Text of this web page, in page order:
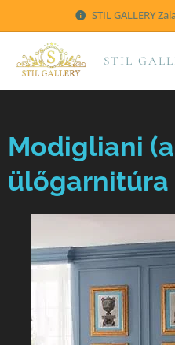
STIL GALLERY
STIL
Modigliani
ülőgarnitúra